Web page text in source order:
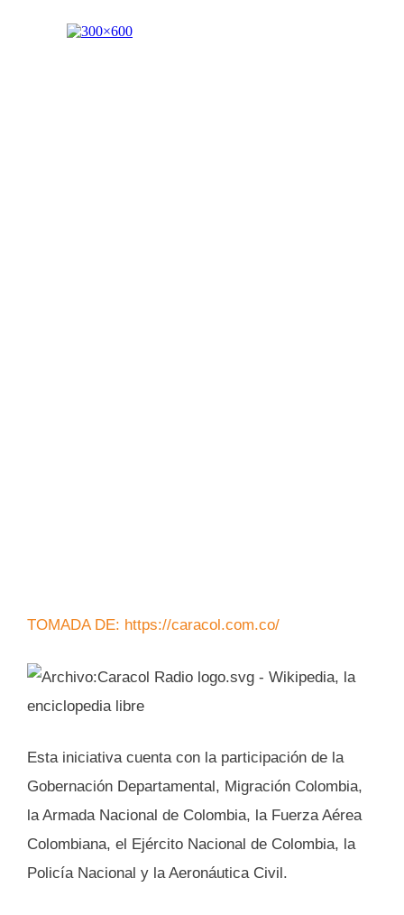
TOMADA DE: https://caracol.com.co/
Esta iniciativa cuenta con la participación de la
Gobernación Departamental, Migración Colombia,
la Armada Nacional de Colombia, la Fuerza Aérea
Colombiana, el Ejército Nacional de Colombia, la
Policía Nacional y la Aeronáutica Civil.